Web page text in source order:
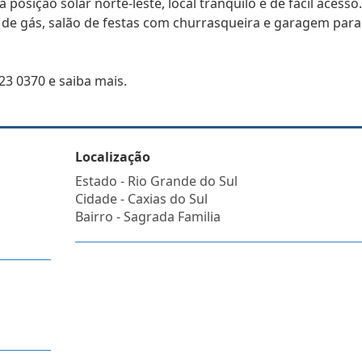
gás, salão de festas com churrasqueira e garagem
0370 e saiba mais.
Localização
Estado - Rio Grande do Sul
Cidade - Caxias do Sul
Bairro -Sagrada Familia